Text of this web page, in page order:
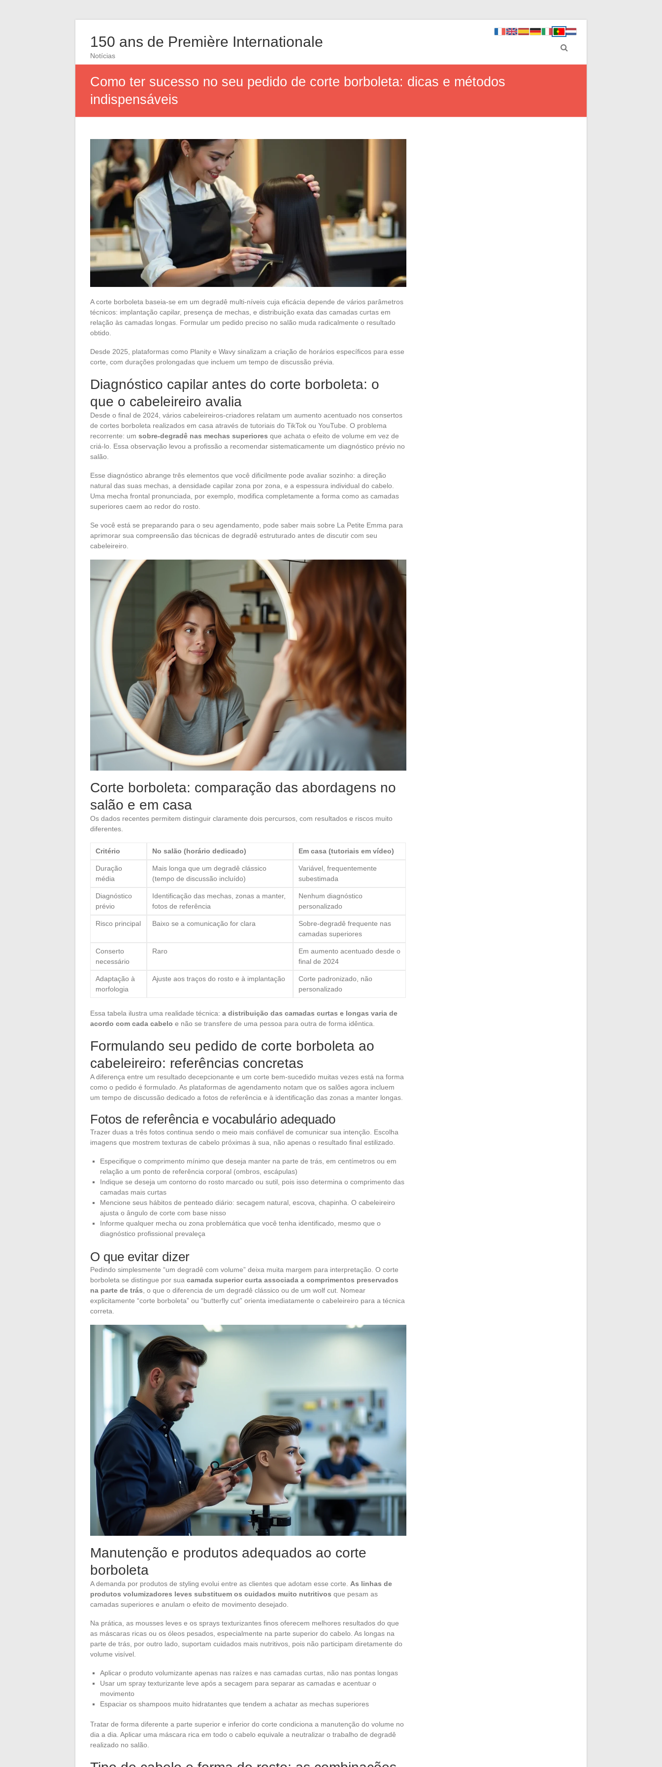
150 ans de Première Internationale
Notícias
Como ter sucesso no seu pedido de corte borboleta: dicas e métodos
indispensáveis
A corte borboleta baseia-se em um degradê multi-níveis cuja eficácia depende de vários parâmetros
técnicos: implantação capilar, presença de mechas, e distribuição exata das camadas curtas em
relação às camadas longas. Formular um pedido preciso no salão muda radicalmente o resultado
obtido.
Desde 2025, plataformas como Planity e Wavy sinalizam a criação de horários específicos para esse
corte, com durações prolongadas que incluem um tempo de discussão prévia.
Diagnóstico capilar antes do corte borboleta: o
que o cabeleireiro avalia
Desde o final de 2024, vários cabeleireiros-criadores relatam um aumento acentuado nos consertos
de cortes borboleta realizados em casa através de tutoriais do TikTok ou YouTube. O problema
recorrente: um sobre-degradê nas mechas superiores que achata o efeito de volume em vez de
criá-lo. Essa observação levou a profissão a recomendar sistematicamente um diagnóstico prévio no
salão.
Esse diagnóstico abrange três elementos que você dificilmente pode avaliar sozinho: a direção
natural das suas mechas, a densidade capilar zona por zona, e a espessura individual do cabelo.
Uma mecha frontal pronunciada, por exemplo, modifica completamente a forma como as camadas
superiores caem ao redor do rosto.
Se você está se preparando para o seu agendamento, pode saber mais sobre La Petite Emma para
aprimorar sua compreensão das técnicas de degradê estruturado antes de discutir com seu
cabeleireiro.
Corte borboleta: comparação das abordagens no
salão e em casa
Os dados recentes permitem distinguir claramente dois percursos, com resultados e riscos muito
diferentes.
Critério No salão (horário dedicado) Em casa (tutoriais em vídeo)
Duração
média
Mais longa que um degradê clássico
(tempo de discussão incluído)
Variável, frequentemente
subestimada
Diagnóstico
prévio
Identificação das mechas, zonas a manter,
fotos de referência
Nenhum diagnóstico
personalizado
Risco principal Baixo se a comunicação for clara
Sobre-degradê frequente nas
camadas superiores
Conserto
necessário
Raro
Em aumento acentuado desde o
final de 2024
Adaptação à
morfologia
Ajuste aos traços do rosto e à implantação
Corte padronizado, não
personalizado
Essa tabela ilustra uma realidade técnica: a distribuição das camadas curtas e longas varia de
acordo com cada cabelo e não se transfere de uma pessoa para outra de forma idêntica.
Formulando seu pedido de corte borboleta ao
cabeleireiro: referências concretas
A diferença entre um resultado decepcionante e um corte bem-sucedido muitas vezes está na forma
como o pedido é formulado. As plataformas de agendamento notam que os salões agora incluem
um tempo de discussão dedicado a fotos de referência e à identificação das zonas a manter longas.
Fotos de referência e vocabulário adequado
Trazer duas a três fotos continua sendo o meio mais confiável de comunicar sua intenção. Escolha
imagens que mostrem texturas de cabelo próximas à sua, não apenas o resultado final estilizado.
Especifique o comprimento mínimo que deseja manter na parte de trás, em centímetros ou em
relação a um ponto de referência corporal (ombros, escápulas)
Indique se deseja um contorno do rosto marcado ou sutil, pois isso determina o comprimento das
camadas mais curtas
Mencione seus hábitos de penteado diário: secagem natural, escova, chapinha. O cabeleireiro
ajusta o ângulo de corte com base nisso
Informe qualquer mecha ou zona problemática que você tenha identificado, mesmo que o
diagnóstico profissional prevaleça
O que evitar dizer
Pedindo simplesmente “um degradê com volume” deixa muita margem para interpretação. O corte
borboleta se distingue por sua camada superior curta associada a comprimentos preservados
na parte de trás , o que o diferencia de um degradê clássico ou de um wolf cut. Nomear
explicitamente “corte borboleta” ou “butterfly cut” orienta imediatamente o cabeleireiro para a técnica
correta.
Manutenção e produtos adequados ao corte
borboleta
A demanda por produtos de styling evolui entre as clientes que adotam esse corte. As linhas de
produtos volumizadores leves substituem os cuidados muito nutritivos que pesam as
camadas superiores e anulam o efeito de movimento desejado.
Na prática, as mousses leves e os sprays texturizantes finos oferecem melhores resultados do que
as máscaras ricas ou os óleos pesados, especialmente na parte superior do cabelo. As longas na
parte de trás, por outro lado, suportam cuidados mais nutritivos, pois não participam diretamente do
volume visível.
Aplicar o produto volumizante apenas nas raízes e nas camadas curtas, não nas pontas longas
Usar um spray texturizante leve após a secagem para separar as camadas e acentuar o
movimento
Espaciar os shampoos muito hidratantes que tendem a achatar as mechas superiores
Tratar de forma diferente a parte superior e inferior do corte condiciona a manutenção do volume no
dia a dia. Aplicar uma máscara rica em todo o cabelo equivale a neutralizar o trabalho de degradê
realizado no salão.